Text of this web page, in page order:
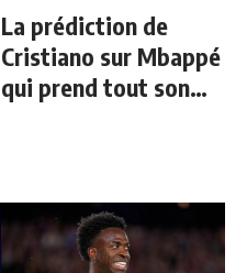
La prédiction de
Cristiano sur Mbappé
qui prend tout son